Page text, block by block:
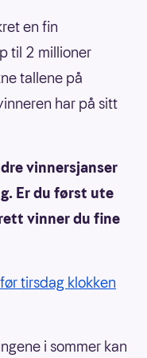
en fin
til 2 millioner
tallene på
har på sitt
vinnersjanser
Er du først ute
vinner du fine
tirsdag klokken
i sommer kan